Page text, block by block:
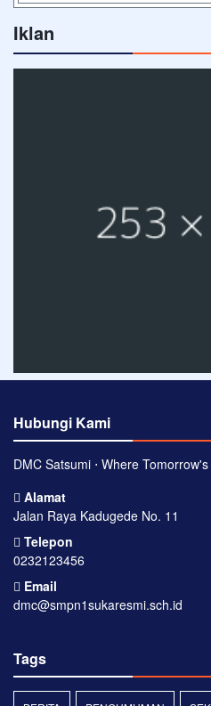
Iklan
Hubungi Kami
DMC Satsumi ⋅ Where
Alamat
Jalan Raya Kadugede No. 11
Telepon
0232123456
Email
dmc@smpn1sukaresmi.sch.id
Tags